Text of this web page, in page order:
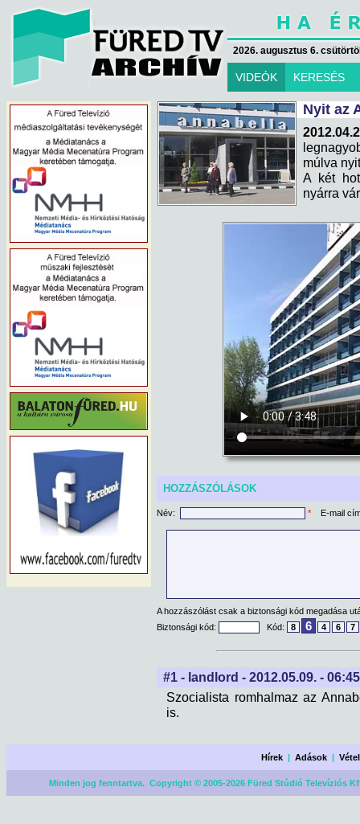
2026. augusztus 6.
VIDEÓK KERESÉS
Nyit az
múlva
A két
nyárra
HOZZÁSZÓLÁSOK
Név: * E-mail
A hozzászólást csak a biztonsági kód megadása
Biztonsági kód:
Kód: 8 6 4 6 7
#1 - landlord - 2012.05.09. -
Szocialista romhalmaz az
is.
Hírek |Adások |
Minden jog fenntartva. Copyright © 2005-2026 Füred Stúdió Televíziós